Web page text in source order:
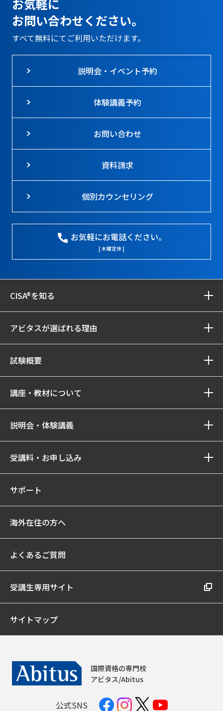
お気軽に
お問い合わせください。
すべて無料にてご利用いただけます。
説明会・イベント予約
体験講義予約
お問い合わせ
資料請求
個別カウンセリング
お気軽にお電話ください。
[ 木曜定休 ]
CISA®を知る
アビタスが選ばれる理由
試験概要
講座・教材について
説明会・体験講義
受講料・お申し込み
サポート
海外在住の方へ
よくあるご質問
受講生専用サイト
サイトマップ
国際資格の専門校
アビタス/Abitus
公式SNS